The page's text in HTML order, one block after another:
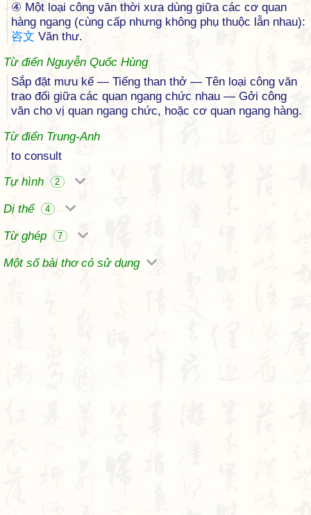
④ Một loại công văn thời xưa dùng giữa các cơ quan
hàng ngang (cùng cấp nhưng không phụ thuộc lẫn nhau):
咨文 Văn thư.
Từ điển Nguyễn Quốc Hùng
Sắp đặt mưu kế — Tiếng than thở — Tên loại công văn
trao đổi giữa các quan ngang chức nhau — Gởi công
văn cho vị quan ngang chức, hoặc cơ quan ngang hàng.
Từ điển Trung-Anh
to consult
Tự hình
2
Dị thể 4
Từ ghép 7
Một số bài thơ có sử dụng